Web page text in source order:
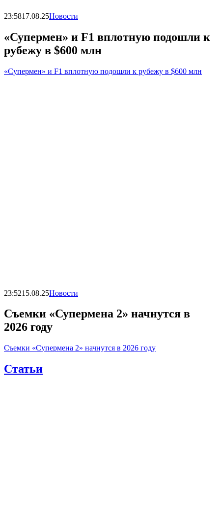
23:5817.08.25Новости
«Супермен» и F1 вплотную подошли к
рубежу в $600 млн
«Супермен» и F1 вплотную подошли к рубежу в $600 млн
23:5215.08.25Новости
Съемки «Супермена 2» начнутся в
2026 году
Съемки «Супермена 2» начнутся в 2026 году
Статьи